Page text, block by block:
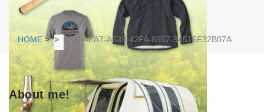
HOME >> 83F2AEA7-A539-42FA-8557-94516F32B07A
About me!